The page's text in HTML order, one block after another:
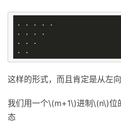
. . . . .
. . . .
. . .
这样的形式，而且肯定是从左
我们用一个\(m+1\)进制\(n\)位
态